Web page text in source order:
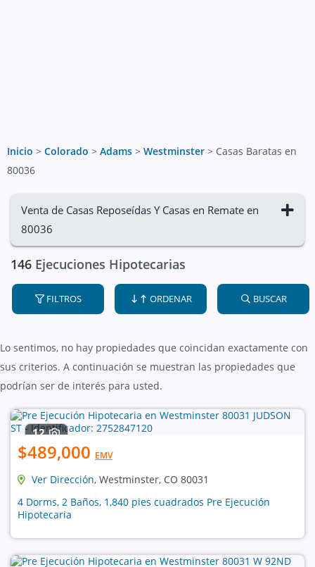
Inicio > Colorado > Adams > Westminster > Casas Baratas en
80036
Venta de Casas Reposeídas Y Casas en Remate en
80036
146 Ejecuciones Hipotecarias
FILTROS ORDENAR BUSCAR
Lo sentimos, no hay propiedades que coincidan exactamente con
sus criterios. A continuación se muestran las propiedades que
podrían ser de interés para usted.
12
$489,000 EMV
Ver Dirección, Westminster, CO 80031
4 Dorms, 2 Baños, 1,840 pies cuadrados Pre Ejecución
Hipotecaria